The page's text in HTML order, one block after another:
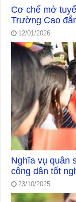
Cơ chế mở
Trường Cao
12/01/2026
Nghĩa vụ quân
công dân tốt
23/10/2025